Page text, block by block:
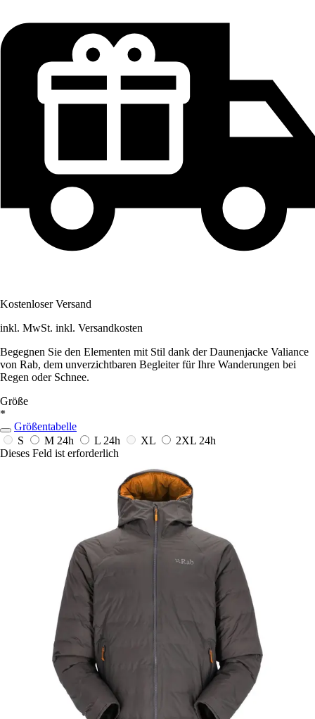
Kostenloser Versand
inkl. MwSt. inkl. Versandkosten
Begegnen Sie den Elementen mit Stil dank der Daunenjacke Valiance
von Rab, dem unverzichtbaren Begleiter für Ihre Wanderungen bei
Regen oder Schnee.
Größe
*
Größentabelle
S
M 24h L 24h XL 2XL 24h
Dieses Feld ist erforderlich